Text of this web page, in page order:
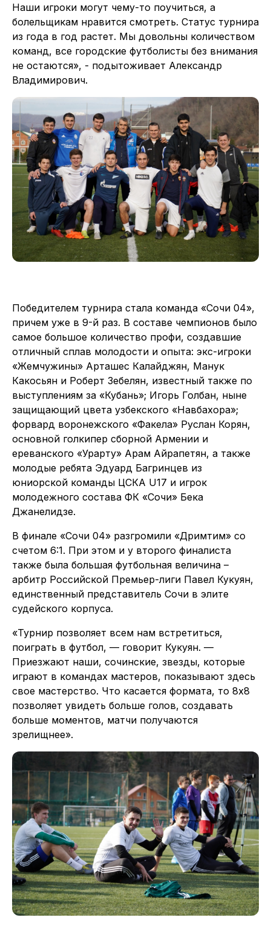
Наши игроки могут чему-то поучиться, а
болельщикам нравится смотреть. Статус турнира
из года в год растет. Мы довольны количеством
команд, все городские футболисты без внимания
не остаются», - подытоживает Александр
Владимирович.
Победителем турнира стала команда «Сочи 04»,
причем уже в 9-й раз. В составе чемпионов было
самое большое количество профи, создавшие
отличный сплав молодости и опыта: экс-игроки
«Жемчужины» Арташес Калайджян, Манук
Какосьян и Роберт Зебелян, известный также по
выступлениям за «Кубань»; Игорь Голбан, ныне
защищающий цвета узбекского «Навбахора»;
форвард воронежского «Факела» Руслан Корян,
основной голкипер сборной Армении и
ереванского «Урарту» Арам Айрапетян, а также
молодые ребята Эдуард Багринцев из
юниорской команды ЦСКА U17 и игрок
молодежного состава ФК «Сочи» Бека
Джанелидзе.
В финале «Сочи 04» разгромили «Дримтим» со
счетом 6:1. При этом и у второго финалиста
также была большая футбольная величина –
арбитр Российской Премьер-лиги Павел Кукуян,
единственный представитель Сочи в элите
судейского корпуса.
«Турнир позволяет всем нам встретиться,
поиграть в футбол, — говорит Кукуян. —
Приезжают наши, сочинские, звезды, которые
играют в командах мастеров, показывают здесь
свое мастерство. Что касается формата, то 8х8
позволяет увидеть больше голов, создавать
больше моментов, матчи получаются
зрелищнее».